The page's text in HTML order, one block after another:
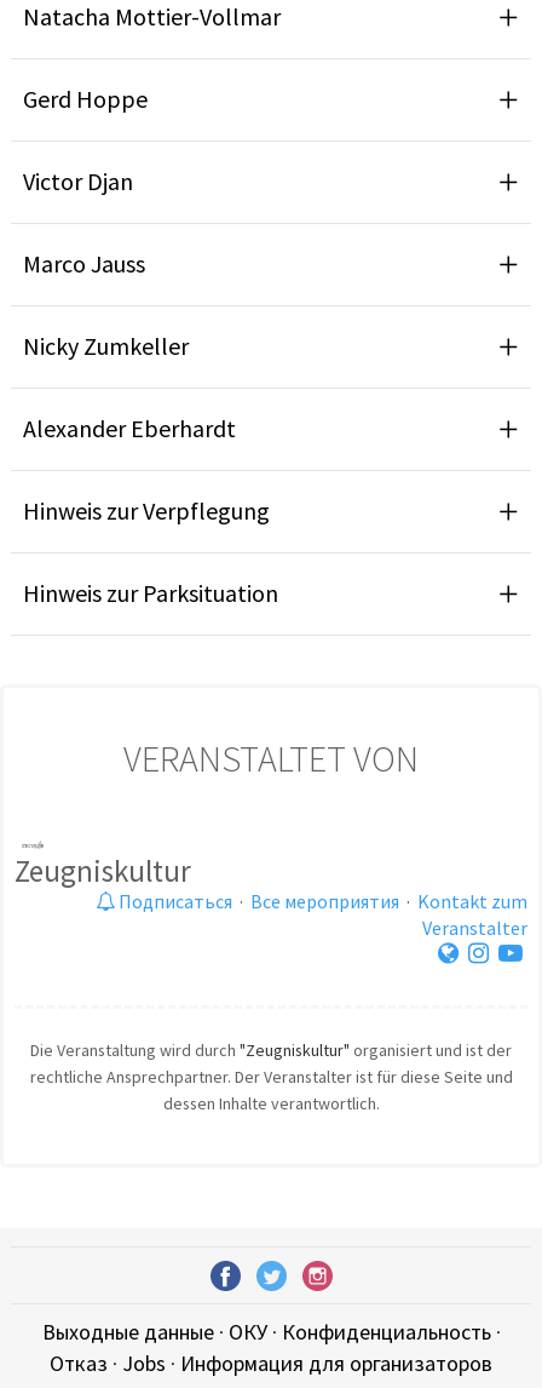
Natacha Mottier-Vollmar
Gerd Hoppe
Victor Djan
Marco Jauss
Nicky Zumkeller
Alexander Eberhardt
Hinweis zur Verpflegung
Hinweis zur Parksituation
VERANSTALTET VON
Zeugniskultur
Подписаться · Все мероприятия · Kontakt zum
Veranstalter
Die Veranstaltung wird durch "Zeugniskultur" organisiert und ist der
rechtliche Ansprechpartner. Der Veranstalter ist für diese Seite und
dessen Inhalte verantwortlich.
Выходные данные· ОКУ· Конфиденциальность·
Отказ · Jobs · Информация для организаторов